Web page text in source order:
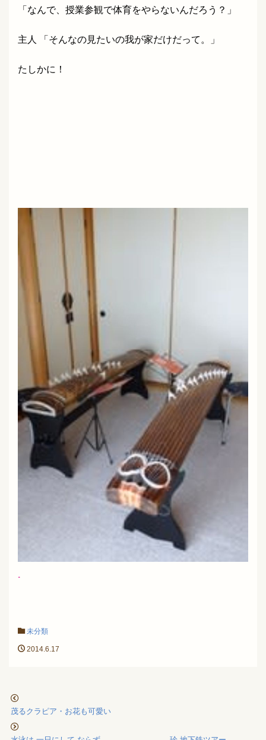
「なんで、授業参観で体育をやらないんだろう？」
主人 「そんなの見たいの我が家だけだって。」
たしかに！
.
未分類
2014.6.17
茂るクラピア・お花も可愛い